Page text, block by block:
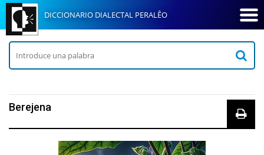
DICCIONARIO DIALECTAL PERALÊO
Berejena